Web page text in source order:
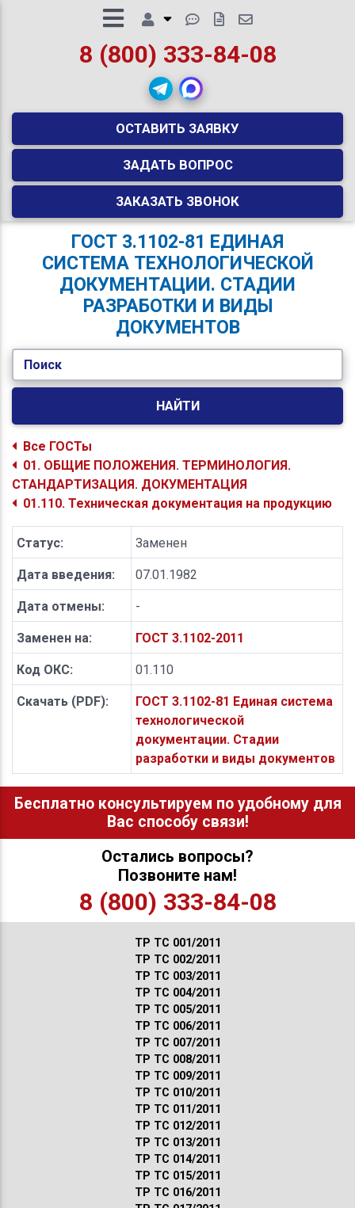
8 (800) 333-84-08
ОСТАВИТЬ ЗАЯВКУ
ЗАДАТЬ ВОПРОС
ЗАКАЗАТЬ ЗВОНОК
ГОСТ 3.1102-81 ЕДИНАЯ
СИСТЕМА ТЕХНОЛОГИЧЕСКОЙ
ДОКУМЕНТАЦИИ. СТАДИИ
РАЗРАБОТКИ И ВИДЫ
ДОКУМЕНТОВ
Поиск
НАЙТИ
Все ГОСТы
01. ОБЩИЕ ПОЛОЖЕНИЯ. ТЕРМИНОЛОГИЯ.
СТАНДАРТИЗАЦИЯ. ДОКУМЕНТАЦИЯ
01.110. Техническая документация на продукцию
Статус: Заменен
Дата введения: 07.01.1982
Дата отмены: -
Заменен на: ГОСТ 3.1102-2011
Код ОКС: 01.110
Скачать (PDF):
ГОСТ 3.1102-81 Единая система
технологической
документации. Стадии
разработки и виды документов
Бесплатно консультируем по удобному для
Вас способу связи!
Остались вопросы?
Позвоните нам!
8 (800) 333-84-08
ТР ТС 001/2011
ТР ТС 002/2011
ТР ТС 003/2011
ТР ТС 004/2011
ТР ТС 005/2011
ТР ТС 006/2011
ТР ТС 007/2011
ТР ТС 008/2011
ТР ТС 009/2011
ТР ТС 010/2011
ТР ТС 011/2011
ТР ТС 012/2011
ТР ТС 013/2011
ТР ТС 014/2011
ТР ТС 015/2011
ТР ТС 016/2011